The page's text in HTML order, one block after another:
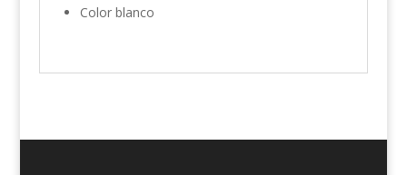
Color blanco